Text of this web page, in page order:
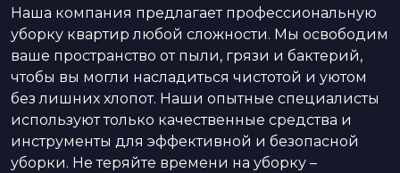
Наша компания предлагает профессиональную
уборку квартир любой сложности. Мы освободим
ваше пространство от пыли, грязи и бактерий,
чтобы вы могли насладиться чистотой и уютом
без лишних хлопот. Наши опытные специалисты
используют только качественные средства и
инструменты для эффективной и безопасной
уборки. Не теряйте времени на уборку –